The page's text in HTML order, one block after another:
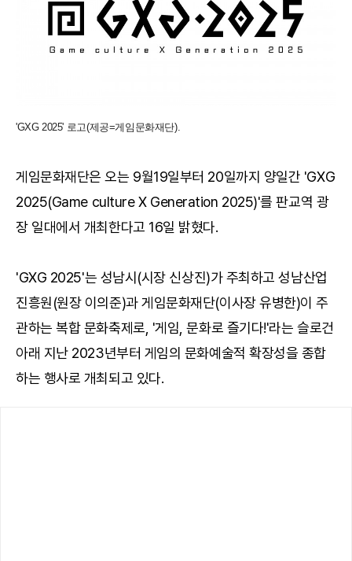
'GXG 2025' 로고(제공=게임문화재단).
게임문화재단은 오는 9월19일부터 20일까지 양일간 'GXG
2025(Game culture X Generation 2025)'를 판교역 광
장 일대에서 개최한다고 16일 밝혔다.
'GXG 2025'는 성남시(시장 신상진)가 주최하고 성남산업
진흥원(원장 이의준)과 게임문화재단(이사장 유병한)이 주
관하는 복합 문화축제로, '게임, 문화로 즐기다!'라는 슬로건
아래 지난 2023년부터 게임의 문화예술적 확장성을 종합
하는 행사로 개최되고 있다.